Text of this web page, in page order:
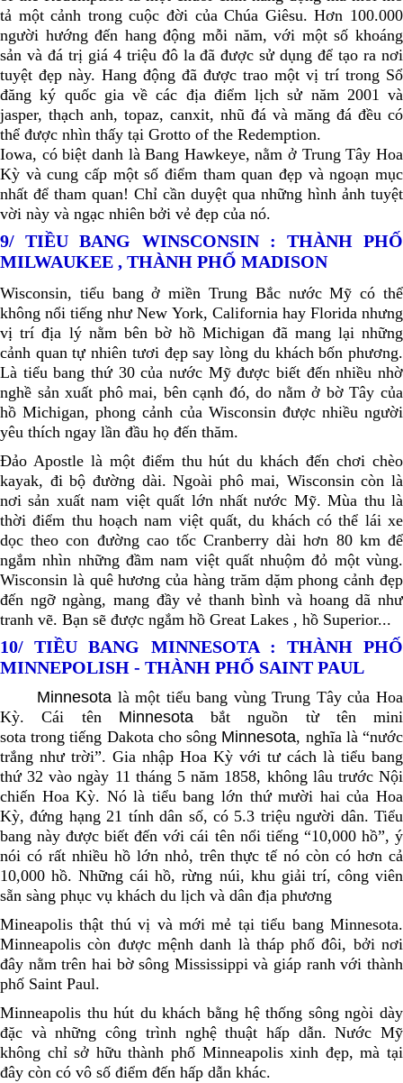
tả một cảnh trong cuộc đời của Chúa Giêsu. Hơn 100.000
người hướng đến hang động mỗi năm, với một số khoáng
sản và đá trị giá 4 triệu đô la đã được sử dụng để tạo ra nơi
tuyệt đẹp này. Hang động đã được trao một vị trí trong Sổ
đăng ký quốc gia về các địa điểm lịch sử năm 2001 và
jasper, thạch anh, topaz, canxit, nhũ đá và măng đá đều có
thể được nhìn thấy tại Grotto of the Redemption.
Iowa, có biệt danh là Bang Hawkeye, nằm ở Trung Tây Hoa
Kỳ và cung cấp một số điểm tham quan đẹp và ngoạn mục
nhất để tham quan! Chỉ cần duyệt qua những hình ảnh tuyệt
vời này và ngạc nhiên bởi vẻ đẹp của nó.
9/ TIỀU BANG WINSCONSIN : THÀNH PHỐ
MILWAUKEE , THÀNH PHỐ MADISON
Wisconsin, tiểu bang ở miền Trung Bắc nước Mỹ có thể
không nổi tiếng như New York, California hay Florida nhưng
vị trí địa lý nằm bên bờ hồ Michigan đã mang lại những
cảnh quan tự nhiên tươi đẹp say lòng du khách bốn phương.
Là tiểu bang thứ 30 của nước Mỹ được biết đến nhiều nhờ
nghề sản xuất phô mai, bên cạnh đó, do nằm ở bờ Tây của
hồ Michigan, phong cảnh của Wisconsin được nhiều người
yêu thích ngay lần đầu họ đến thăm.
Đảo Apostle là một điểm thu hút du khách đến chơi chèo
kayak, đi bộ đường dài. Ngoài phô mai, Wisconsin còn là
nơi sản xuất nam việt quất lớn nhất nước Mỹ. Mùa thu là
thời điểm thu hoạch nam việt quất, du khách có thể lái xe
dọc theo con đường cao tốc Cranberry dài hơn 80 km để
ngắm nhìn những đầm nam việt quất nhuộm đỏ một vùng.
Wisconsin là quê hương của hàng trăm dặm phong cảnh đẹp
đến ngỡ ngàng, mang đầy vẻ thanh bình và hoang dã như
tranh vẽ. Bạn sẽ được ngắm hồ Great Lakes , hồ Superior...
10/ TIỀU BANG MINNESOTA : THÀNH PHỐ
MINNEPOLISH - THÀNH PHỐ SAINT PAUL
Minnesotalà một tiểu bang vùng Trung Tây của Hoa
Kỳ. Cái tên Minnesotabắt nguồn từ tên mini
sota trong tiếng Dakota cho sông Minnesota, nghĩa là “nước
trắng như trời”. Gia nhập Hoa Kỳ với tư cách là tiểu bang
thứ 32 vào ngày 11 tháng 5 năm 1858, không lâu trước Nội
chiến Hoa Kỳ. Nó là tiểu bang lớn thứ mười hai của Hoa
Kỳ, đứng hạng 21 tính dân số, có 5.3 triệu người dân. Tiểu
bang này được biết đến với cái tên nổi tiếng “10,000 hồ”, ý
nói có rất nhiều hồ lớn nhỏ, trên thực tế nó còn có hơn cả
10,000 hồ. Những cái hồ, rừng núi, khu giải trí, công viên
sẵn sàng phục vụ khách du lịch và dân địa phương
Mineapolis thật thú vị và mới mẻ tại tiểu bang Minnesota.
Minneapolis còn được mệnh danh là tháp phố đôi, bởi nơi
đây nằm trên hai bờ sông Mississippi và giáp ranh với thành
phố Saint Paul.
Minneapolis thu hút du khách bằng hệ thống sông ngòi dày
đặc và những công trình nghệ thuật hấp dẫn. Nước Mỹ
không chỉ sở hữu thành phố Minneapolis xinh đẹp, mà tại
đây còn có vô số điểm đến hấp dẫn khác.